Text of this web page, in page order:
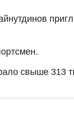
свыше 313